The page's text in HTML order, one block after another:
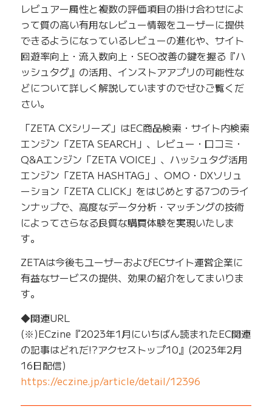
レビュアー属性と複数の評価項目の掛け合わせによ
って質の高い有用なレビュー情報をユーザーに提供
できるようになっているレビューの進化や、サイト
回遊率向上・流入数向上・SEO改善の鍵を握る『ハ
ッシュタグ』の活用、インストアアプリの可能性な
どについて詳しく解説していますのでぜひご覧くだ
さい。
「ZETA CXシリーズ」はEC商品検索・サイト内検索
エンジン「ZETA SEARCH」、レビュー・口コミ・
Q&Aエンジン「ZETA VOICE」、ハッシュタグ活用
エンジン「ZETA HASHTAG」、OMO・DXソリュ
ーション「ZETA CLICK」をはじめとする7つのライ
ンナップで、高度なデータ分析・マッチングの技術
によってさらなる良質な購買体験を実現いたしま
す。
ZETAは今後もユーザーおよびECサイト運営企業に
有益なサービスの提供、効果の紹介をしてまいりま
す。
◆関連URL
(※)ECzine『2023年1月にいちばん読まれたEC関連
の記事はどれだ!?アクセストップ10』(2023年2月
16日配信)
https://eczine.jp/article/detail/12396